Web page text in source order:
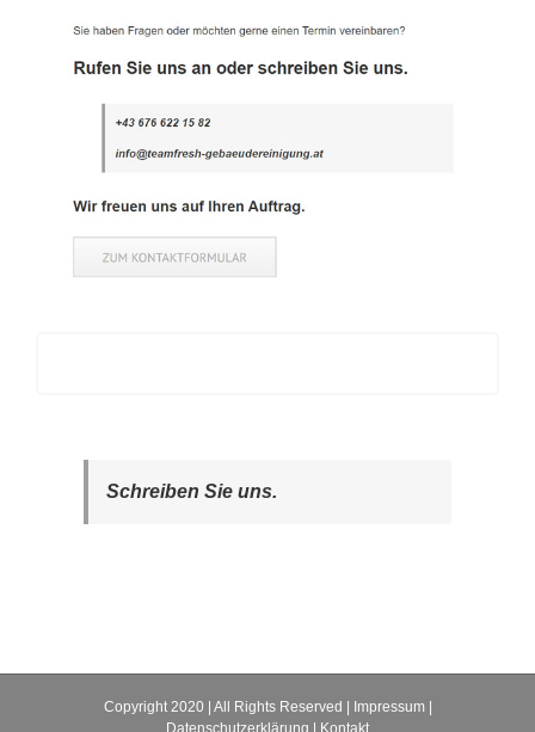
Schreiben Sie uns.
Copyright 2020 | All Rights Reserved | Impressum|
Datenschutzerklärung
Kontakt